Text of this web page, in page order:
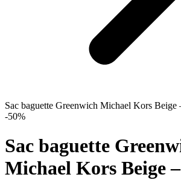
Sac baguette Greenwich Michael Kors Beige
-50%
Sac baguette
Michael Kors Beige